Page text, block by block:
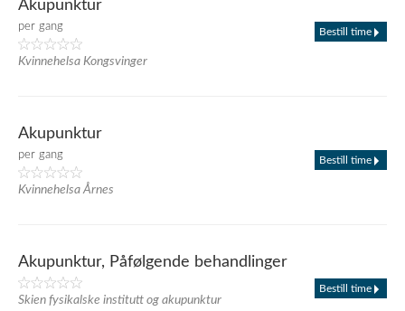
Akupunktur
per gang
Kvinnehelsa Kongsvinger
Bestill time
Akupunktur
per gang
Kvinnehelsa Årnes
Bestill time
Akupunktur, Påfølgende behandlinger
Skien fysikalske institutt og akupunktur
Bestill time